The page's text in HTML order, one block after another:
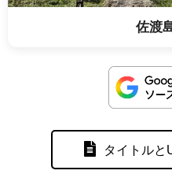
佐渡
タイトルと